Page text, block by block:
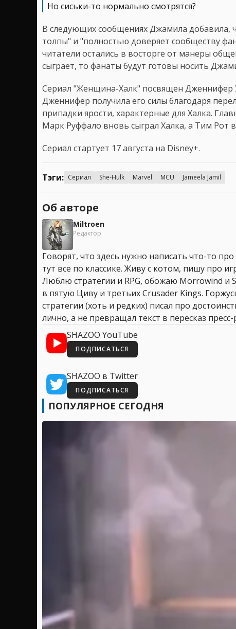
Но сиськи-то нормально смотрятся?
В следующих сообщениях Джамила добавила,
толпы" и "полностью доверяет сообществу
читатели остались в восторге от манеры
сыграет, то фанаты будут готовы носить
Сериал "Женщина-Халк" посвящен Дженнифер
Дженнифер получила его силы благодаря
припадки ярости, характерные для Халка.
Марк Руффало вновь сыграл Халка, а Тим Рот
Сериал стартует 17 августа на Disney+.
Тэги: Сериал She-Hulk Marvel MCU Jameela Jamil
Об авторе
Miltroen
Редактор
Говорят, что здесь нужно написать что-то
тут все по классике. Живу с котом, пишу про
Люблю стратегии и RPG, обожаю Morrowind и
в пятую Циву и третьих Crusader Kings.
стратегии (хоть и редких) писал про
лично, а не превращал текст в пересказ пресс-
SHAZOO YouTube
ПОДПИСАТЬСЯ
SHAZOO в Twitter
ПОДПИСАТЬСЯ
ПОПУЛЯРНОЕ СЕГОДНЯ